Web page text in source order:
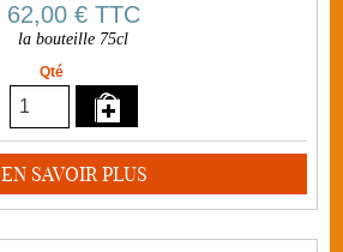
62,00 €TTC
la bouteille 75cl
Qté
EN SAVOIR PLUS